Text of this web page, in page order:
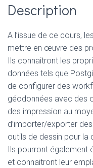
Description
A l’issue de ce cours,
mettre en œuvre des
Ils connaitront les
données tels que
de configurer des
géodonnées avec des
des impression au
d’importer/exporter
outils de dessin pour la
Ils pourront également
et connaitront leur